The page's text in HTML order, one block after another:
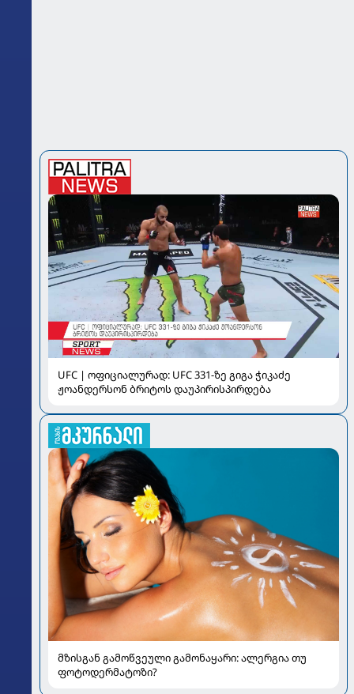
UFC | ოფიციალურად: UFC 331-ზე გიგა ჭიკაძე
ჟოანდერსონ ბრიტოს დაუპირისპირდება
მზისგან გამოწვეული გამონაყარი: ალერგია თუ
ფოტოდერმატოზი?